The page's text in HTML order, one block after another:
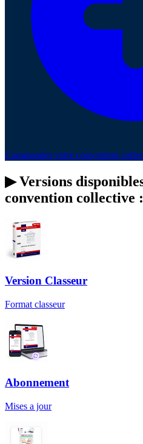
Commander votre convention
▶Versions
convention collective :
Version Classeur
Format classeur
Abonnement
Mises a jour